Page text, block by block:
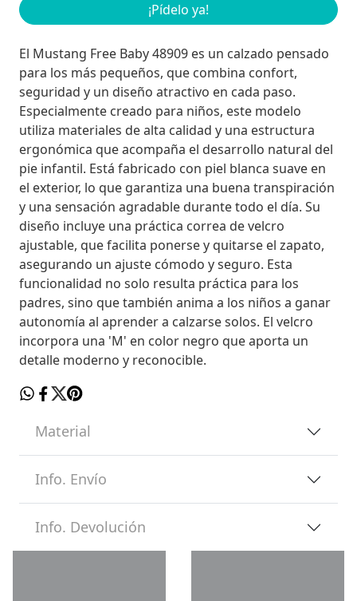
¡Pídelo ya!
El Mustang Free Baby 48909 es un calzado pensado
para los más pequeños, que combina confort,
seguridad y un diseño atractivo en cada paso.
Especialmente creado para niños, este modelo
utiliza materiales de alta calidad y una estructura
ergonómica que acompaña el desarrollo natural del
pie infantil. Está fabricado con piel blanca suave en
el exterior, lo que garantiza una buena transpiración
y una sensación agradable durante todo el día. Su
diseño incluye una práctica correa de velcro
ajustable, que facilita ponerse y quitarse el zapato,
asegurando un ajuste cómodo y seguro. Esta
funcionalidad no solo resulta práctica para los
padres, sino que también anima a los niños a ganar
autonomía al aprender a calzarse solos. El velcro
incorpora una 'M' en color negro que aporta un
detalle moderno y reconocible.
Material
Info. Envío
Info. Devolución